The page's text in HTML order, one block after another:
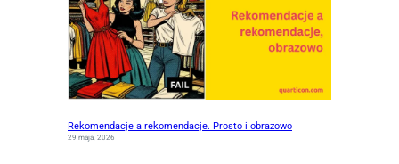
Rekomendacje a rekomendacje. Prosto i obrazowo
29 maja, 2026